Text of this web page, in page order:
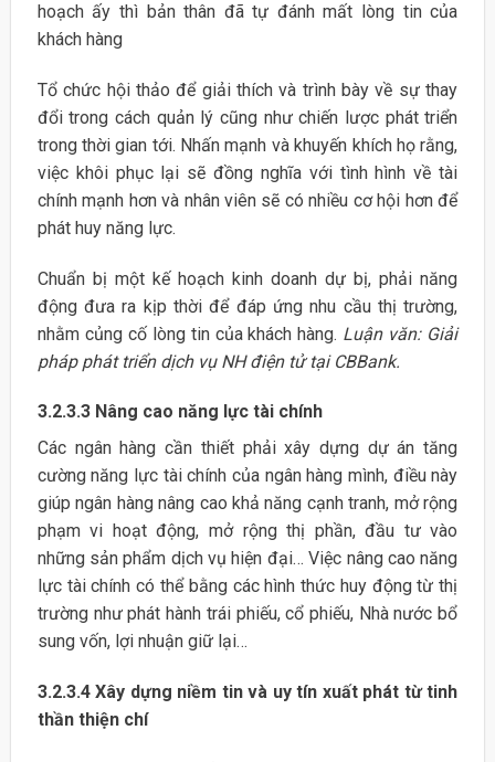
hoạch ấy thì bản thân đã tự đánh mất lòng tin của
khách hàng
Tổ chức hội thảo để giải thích và trình bày về sự thay
đổi trong cách quản lý cũng như chiến lược phát triển
trong thời gian tới. Nhấn mạnh và khuyến khích họ rằng,
việc khôi phục lại sẽ đồng nghĩa với tình hình về tài
chính mạnh hơn và nhân viên sẽ có nhiều cơ hội hơn để
phát huy năng lực.
Chuẩn bị một kế hoạch kinh doanh dự bị, phải năng
động đưa ra kịp thời để đáp ứng nhu cầu thị trường,
nhằm củng cố lòng tin của khách hàng. Luận văn: Giải
pháp phát triển dịch vụ NH điện tử tại CBBank.
3.2.3.3 Nâng cao năng lực tài chính
Các ngân hàng cần thiết phải xây dựng dự án tăng
cường năng lực tài chính của ngân hàng mình, điều này
giúp ngân hàng nâng cao khả năng cạnh tranh, mở rộng
phạm vi hoạt động, mở rộng thị phần, đầu tư vào
những sản phẩm dịch vụ hiện đại… Việc nâng cao năng
lực tài chính có thể bằng các hình thức huy động từ thị
trường như phát hành trái phiếu, cổ phiếu, Nhà nước bổ
sung vốn, lợi nhuận giữ lại…
3.2.3.4 Xây dựng niềm tin và uy tín xuất phát từ tinh
thần thiện chí